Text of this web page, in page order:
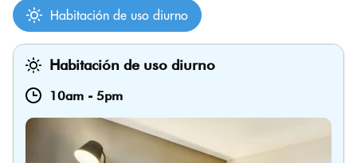
Habitación de uso diurno
Habitación de uso diurno
10am - 5pm